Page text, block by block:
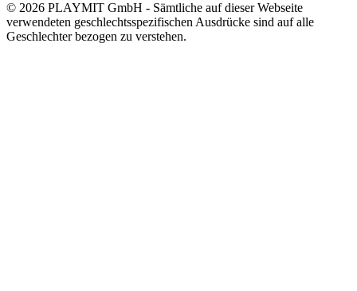
© 2026 PLAYMIT GmbH - Sämtliche auf dieser Webseite
verwendeten geschlechtsspezifischen Ausdrücke sind auf alle
Geschlechter bezogen zu verstehen.